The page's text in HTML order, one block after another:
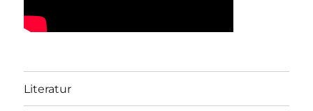
Literatur